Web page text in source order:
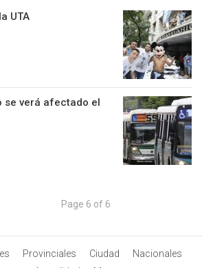
UTA
se verá afectado el
Page 6 of 6
Provinciales Ciudad
Nacionales